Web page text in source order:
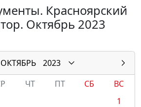
Красноярский
Октябрь 2023
ОКТЯБРЬ
2023
ЧТ ПТ СБ
ВС
1